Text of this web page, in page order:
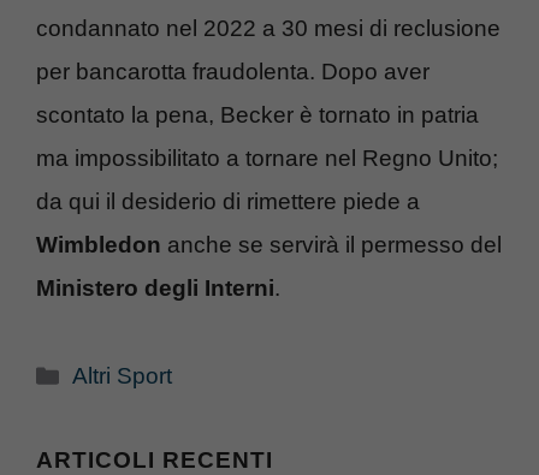
condannato nel 2022 a 30 mesi di reclusione
per bancarotta fraudolenta. Dopo aver
scontato la pena, Becker è tornato in patria
ma impossibilitato a tornare nel Regno Unito;
da qui il desiderio di rimettere piede a
Wimbledon anche se servirà il permesso del
Ministero degli Interni.
Categorie
Altri Sport
ARTICOLI RECENTI